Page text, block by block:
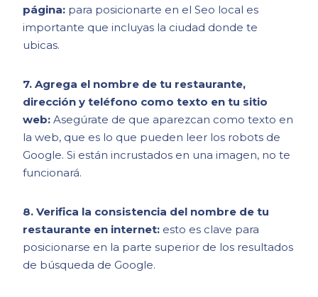
página: para posicionarte en el Seo local es
importante que incluyas la ciudad donde te
ubicas.
7. Agrega el nombre de tu restaurante,
dirección y teléfono como texto en tu sitio
web: Asegúrate de que aparezcan como texto en
la web, que es lo que pueden leer los robots de
Google. Si están incrustados en una imagen, no te
funcionará.
8. Verifica la consistencia del nombre de tu
restaurante en internet: esto es clave para
posicionarse en la parte superior de los resultados
de búsqueda de Google.